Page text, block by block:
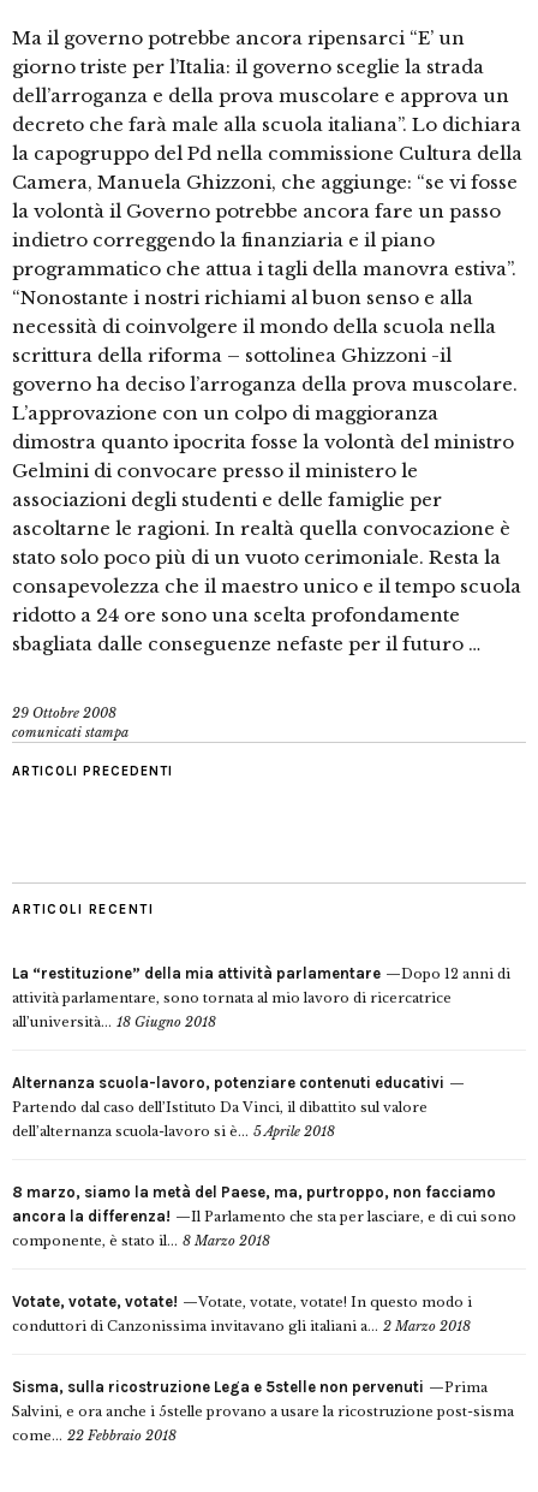
Ma il governo potrebbe ancora ripensarci “E’ un
giorno triste per l’Italia: il governo sceglie la strada
dell’arroganza e della prova muscolare e approva un
decreto che farà male alla scuola italiana”. Lo dichiara
la capogruppo del Pd nella commissione Cultura della
Camera, Manuela Ghizzoni, che aggiunge: “se vi fosse
la volontà il Governo potrebbe ancora fare un passo
indietro correggendo la finanziaria e il piano
programmatico che attua i tagli della manovra estiva”.
“Nonostante i nostri richiami al buon senso e alla
necessità di coinvolgere il mondo della scuola nella
scrittura della riforma – sottolinea Ghizzoni -il
governo ha deciso l’arroganza della prova muscolare.
L’approvazione con un colpo di maggioranza
dimostra quanto ipocrita fosse la volontà del ministro
Gelmini di convocare presso il ministero le
associazioni degli studenti e delle famiglie per
ascoltarne le ragioni. In realtà quella convocazione è
stato solo poco più di un vuoto cerimoniale. Resta la
consapevolezza che il maestro unico e il tempo scuola
ridotto a 24 ore sono una scelta profondamente
sbagliata dalle conseguenze nefaste per il futuro …
29 Ottobre 2008
comunicati stampa
ARTICOLI PRECEDENTI
ARTICOLI RECENTI
La “restituzione” della mia attività parlamentare
Dopo 12 anni di
attività parlamentare, sono tornata al mio lavoro di ricercatrice
all’università... 18 Giugno 2018
Alternanza scuola-lavoro, potenziare contenuti educativi
Partendo dal caso dell’Istituto Da Vinci, il dibattito sul valore
dell’alternanza scuola-lavoro si è... 5 Aprile 2018
8 marzo, siamo la metà del Paese, ma, purtroppo, non facciamo
ancora la differenza!
Il Parlamento che sta per lasciare, e di cui sono
componente, è stato il... 8 Marzo 2018
Votate, votate, votate!
Votate, votate, votate! In questo modo i
conduttori di Canzonissima invitavano gli italiani a... 2 Marzo 2018
Sisma, sulla ricostruzione Lega e 5stelle non pervenuti
Prima
Salvini, e ora anche i 5stelle provano a usare la ricostruzione post-sisma
come... 22 Febbraio 2018